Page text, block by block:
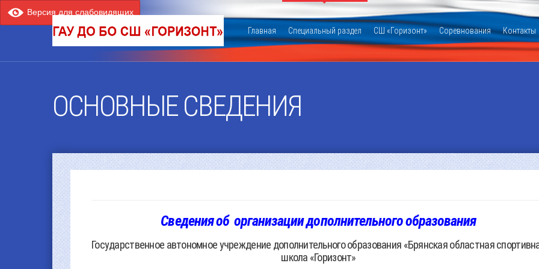
Версия для слабовидящих
Главная Специальный раздел СШ «Горизонт» Соревнования Контакты
ОСНОВНЫЕ СВЕДЕНИЯ
Сведения об организации дополнительного образования
Государственное автономное учреждение дополнительного образования «Брянская областная
школа «Горизонт»